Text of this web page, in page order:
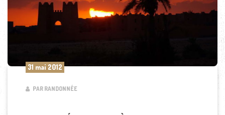
31 mai 2012
PAR RANDONNÉE